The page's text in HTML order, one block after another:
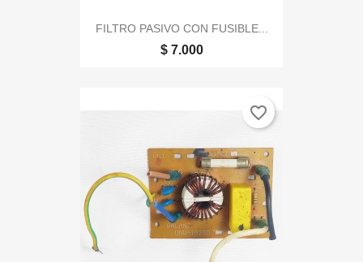
FILTRO PASIVO CON FUSIBLE...
$ 7.000
favorite_border